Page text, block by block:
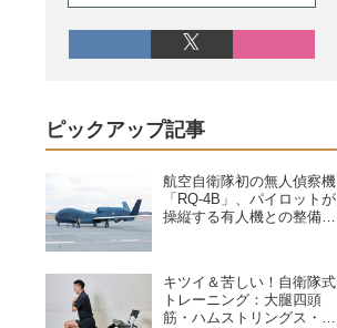
ピックアップ記事
航空自衛隊初の無人偵察機
「RQ-4B」、パイロットが
操縦する有人機との整備の
キツイ＆苦しい！自衛隊式
トレーニング：大腿四頭
筋・ハムストリングス・大